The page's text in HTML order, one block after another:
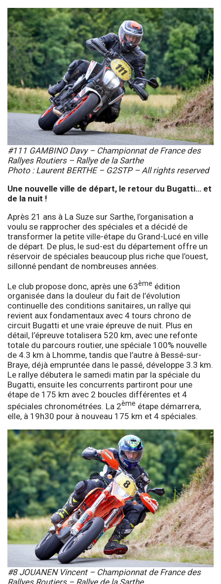
#111 GAMBINO Davy – Championnat de France des
Rallyes Routiers – Rallye de la Sarthe
Photo : Laurent BERTHE – G2STP – All rights reserved
Une nouvelle ville de départ, le retour du Bugatti… et
de la nuit !
Après 21 ans à La Suze sur Sarthe, l’organisation a
voulu se rapprocher des spéciales et a décidé de
transformer la petite ville-étape du Grand-Lucé en ville
de départ. De plus, le sud-est du département offre un
réservoir de spéciales beaucoup plus riche que l’ouest,
sillonné pendant de nombreuses années.
Le club propose donc, après une 63ème édition
organisée dans la douleur du fait de l’évolution
continuelle des conditions sanitaires, un rallye qui
revient aux fondamentaux avec 4 tours chrono de
circuit Bugatti et une vraie épreuve de nuit. Plus en
détail, l’épreuve totalisera 520 km, avec une refonte
totale du parcours routier, une spéciale 100% nouvelle
de 4.3 km à Lhomme, tandis que l’autre à Bessé-sur-
Braye, déjà empruntée dans le passé, développe 3.3 km.
Le rallye débutera le samedi matin par la spéciale du
Bugatti, ensuite les concurrents partiront pour une
étape de 175 km avec 2 boucles différentes et 4
spéciales chronométrées. La 2ème étape démarrera,
elle, à 19h30 pour à nouveau 175 km et 4 spéciales.
#8 JOUANEN Vincent – Championnat de France des
Rallyes Routiers – Rallye de la Sarthe